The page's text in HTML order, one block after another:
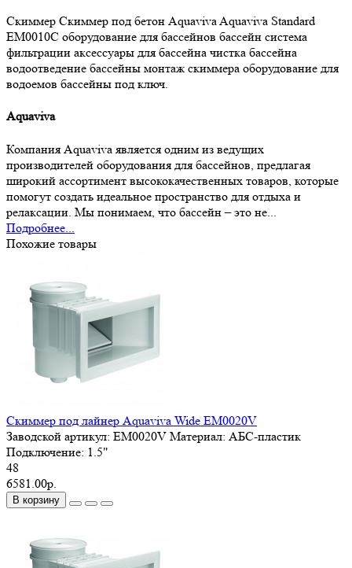
Скиммер Скиммер под бетон AquavivaAquaviva Standard
EM0010C оборудование для бассейнов бассейн система
фильтрации аксессуары для бассейна чистка бассейна
водоотведение бассейны монтаж скиммера оборудование для
водоемов бассейны под ключ.
Aquaviva
Компания Aquaviva является одним из ведущих
производителей оборудования для бассейнов, предлагая
широкий ассортимент высококачественных товаров, которые
помогут создать идеальное пространство для отдыха и
релаксации. Мы понимаем, что бассейн – это не...
Подробнее...
Похожие товары
Скиммер под лайнер Aquaviva Wide EM0020V
Заводской артикул: EM0020V Материал: АБС-пластик
Подключение: 1.5"
48
6581.00р.
В корзину